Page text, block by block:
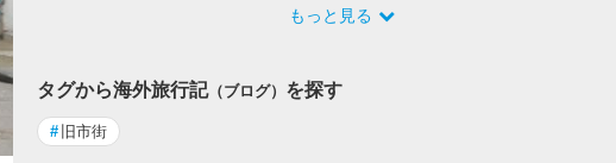
もっと見る
タグから海外旅行記（ブログ） を探す
# 旧市街